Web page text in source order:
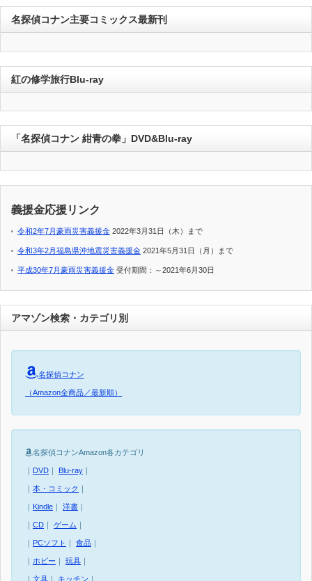
名探偵コナン主要コミックス最新刊
紅の修学旅行Blu-ray
「名探偵コナン 紺青の拳」DVD&Blu-ray
義援金応援リンク
令和2年7月豪雨災害義援金 2022年3月31日（木）まで
令和3年2月福島県沖地震災害義援金 2021年5月31日（月）まで
平成30年7月豪雨災害義援金 受付期間：～2021年6月30日
アマゾン検索・カテゴリ別
名探偵コナン
（Amazon全商品／最新順）
名探偵コナンAmazon各カテゴリ
｜ DVD ｜ Blu-ray ｜
｜ 本・コミック ｜
｜ Kindle ｜ 洋書 ｜
｜ CD ｜ ゲーム ｜
｜ PCソフト ｜ 食品 ｜
｜ ホビー ｜ 玩具 ｜
｜ 文具 ｜ キッチン ｜